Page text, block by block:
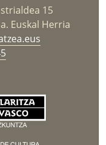
15
Euskal Herria